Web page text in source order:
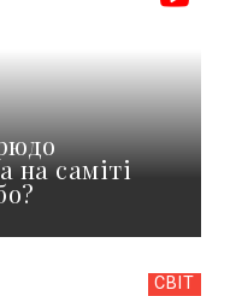
на саміті
СВІТ